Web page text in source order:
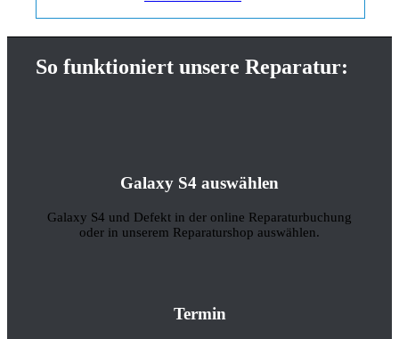
So funktioniert unsere Reparatur:
Galaxy S4 auswählen
Galaxy S4 und Defekt in der online Reparaturbuchung
oder in unserem Reparaturshop auswählen.
Termin